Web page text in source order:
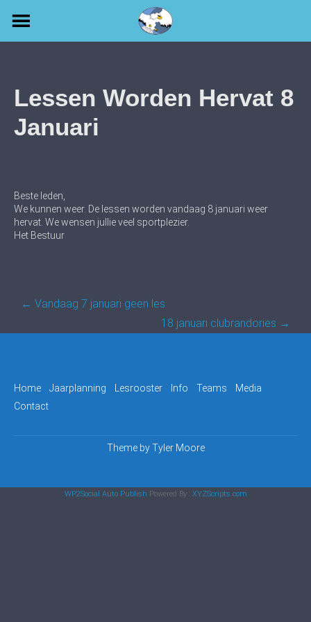
Lessen Worden Hervat 8
Januari
Beste leden,
We kunnen weer. De lessen worden vandaag 8 januari weer
hervat. We wensen jullie veel sportplezier.
Het Bestuur
Post
← Vandaag 7 januari geen les
18 januari clubrandories →
Home Jaarplanning Lesrooster Info Teams
Media
Contact
Theme byTyler Moore
WP2Social Auto Publish Powered By : XYZScripts.com